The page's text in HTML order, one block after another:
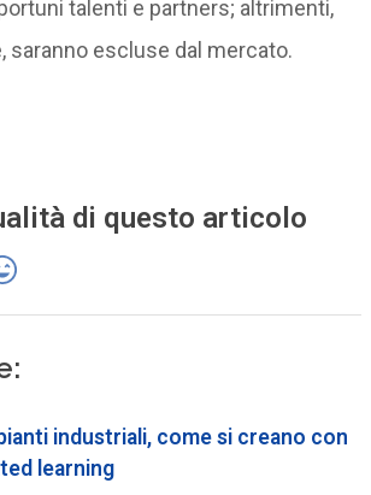
talenti e partners; altrimenti,
saranno escluse dal mercato.
di questo articolo
industriali, come si creano con
learning